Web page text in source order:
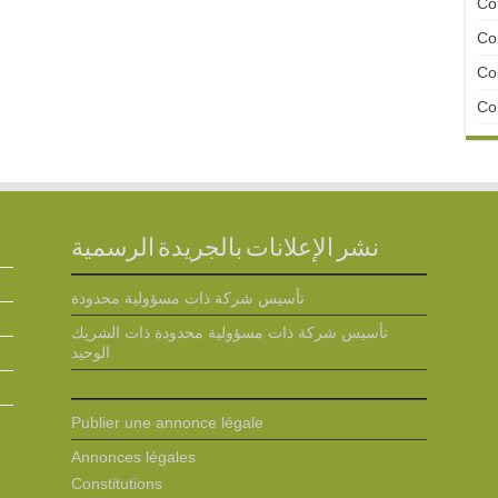
نشر الإعلانات بالجريدة الرسمية
تأسيس شركة ذات مسؤولية محدودة
تأسيس شركة ذات مسؤولية محدودة ذات الشريك
الوحيد
Publier une annonce légale
Annonces légales
Constitutions